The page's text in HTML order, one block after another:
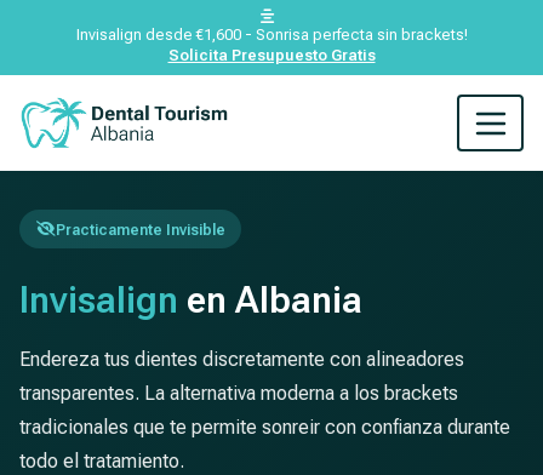
Invisalign desde €1,600 - Sonrisa perfecta sin brackets!
Solicita Presupuesto Gratis
Practicamente Invisible
Invisalign en Albania
Endereza tus dientes discretamente con alineadores
transparentes. La alternativa moderna a los brackets
tradicionales que te permite sonreir con confianza durante
todo el tratamiento.